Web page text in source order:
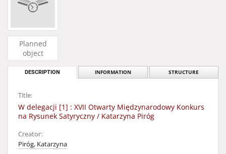
Planned
object
DESCRIPTION INFORMATION STRUCTURE
Title:
W delegacji [1] : XVII Otwarty Międzynarodowy Konkurs
na Rysunek Satyryczny / Katarzyna Piróg
Creator:
Piróg, Katarzyna